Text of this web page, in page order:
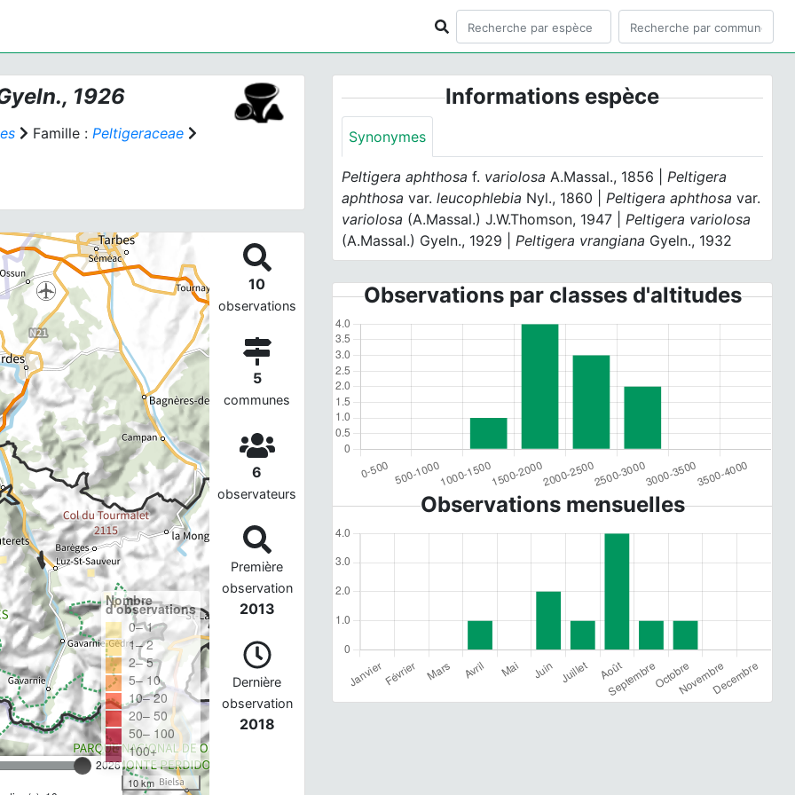
1926
Famille : Peltigeraceae
2026
Nombre
d'observations
0– 1
1– 2
2– 5
5– 10
10– 20
20– 50
50– 100
100+
10 km
10
observations
5
communes
6
observateurs
Première
observation
2013
Dernière
observation
2018
Informations espèce
Synonymes
Peltigera aphthosaf. variolosa A.Massal., 1856 |Peltigera
aphthosavar. leucophlebia Nyl., 1860 |Peltigera aphthosavar.
variolosa (A.Massal.) J.W.Thomson, 1947 |Peltigera variolosa
(A.Massal.) Gyeln., 1929 |Peltigera vrangiana Gyeln., 1932
Observations par classes d'altitudes
Observations mensuelles